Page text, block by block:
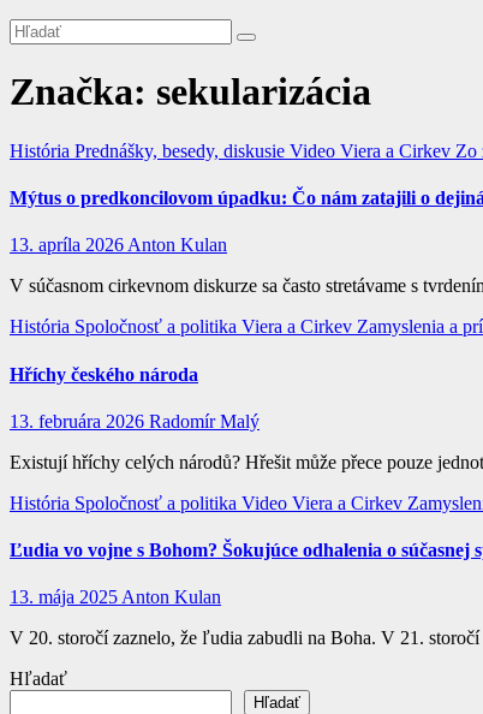
Značka: sekularizácia
História Prednášky, besedy, diskusie Video Viera a Cirkev Zo
Mýtus o predkoncilovom úpadku: Čo nám zatajili o
13. apríla 2026Anton Kulan
V súčasnom cirkevnom diskurze sa často stretávame s
História Spoločnosť a politika Viera a Cirkev Zamyslenia a
Hříchy českého národa
13. februára 2026 Radomír Malý
Existují hříchy celých národů? Hřešit může přece pouze
História Spoločnosť a politika Video Viera a Cirkev
Ľudia vo vojne s Bohom? Šokujúce odhalenia o súčasnej
13. mája 2025Anton Kulan
V 20. storočí zaznelo, že ľudia zabudli na Boha. V 21.
Hľadať
Hľadať